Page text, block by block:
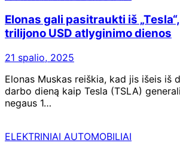
Elonas gali pasitraukti iš
trilijono USD atlyginimo dienos
21 spalio, 2025
Elonas Muskas reiškia, kad jis išeis iš
darbo dieną kaip Tesla (TSLA)
negaus 1…
ELEKTRINIAI AUTOMOBILIAI